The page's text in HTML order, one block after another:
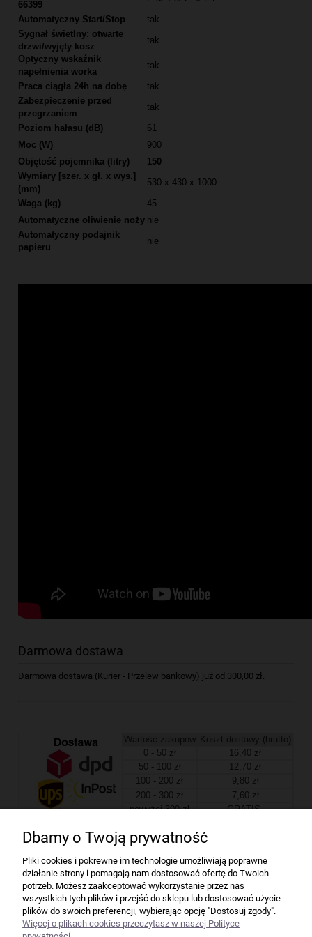
66399
Automatyczny Start/Stop
tak
Sygnał świetlny: otwarte
drzwi/wyjęty kosz
tak
Optyczny wskaźnik
napełnienia worka
tak
Praca ciągła 24h na dobę
tak
Zabezpieczenie przed
przegrzaniem
tak
Poziom hałasu (dB)
61
Moc (W)
900
Objętość pojemnika (litry)
150
Wymiary [szer. x gł. x wys.]
(mm)
530 x 430 x 1000
Waga (kg)
45
Automatyczne oliwienie noży nie
Automatyczny podajnik
papieru
nie
Darmowa dostawa
Darmowa dostawa (Kurier - Przelew bankowy) już od 300,00 zł.
Wartość zakupów
Koszt dostawy (brutto)
0 - 50 zł
16,40 zł
50 - 100 zł
12,70 zł
100 - 200 zł
9,80 zł
200 - 300 zł
7,60 zł
powyżej 300 zł
GRATIS
Firma
Bindownice wg producentów
Niszczarki wg producentów
Dbamy o Twoją prywatność
Pliki cookies i pokrewne im technologie umożliwiają poprawne
działanie strony i pomagają nam dostosować ofertę do Twoich
potrzeb. Możesz zaakceptować wykorzystanie przez nas
wszystkich tych plików i przejść do sklepu lub dostosować użycie
plików do swoich preferencji, wybierając opcję "Dostosuj zgody".
Więcej o plikach cookies przeczytasz w naszej Polityce